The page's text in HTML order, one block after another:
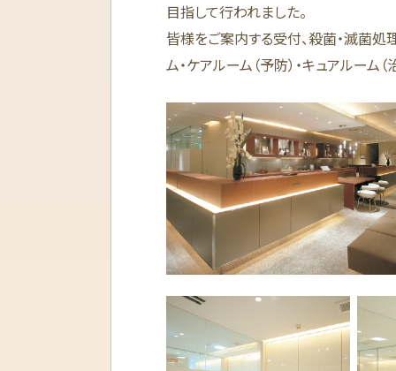
目指して行われました。
皆様をご案内する受付、殺菌・滅菌
ム・ケアルーム（予防）・キュアルーム